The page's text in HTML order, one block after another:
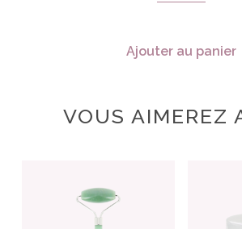
Ajouter au panier
VOUS AIMEREZ